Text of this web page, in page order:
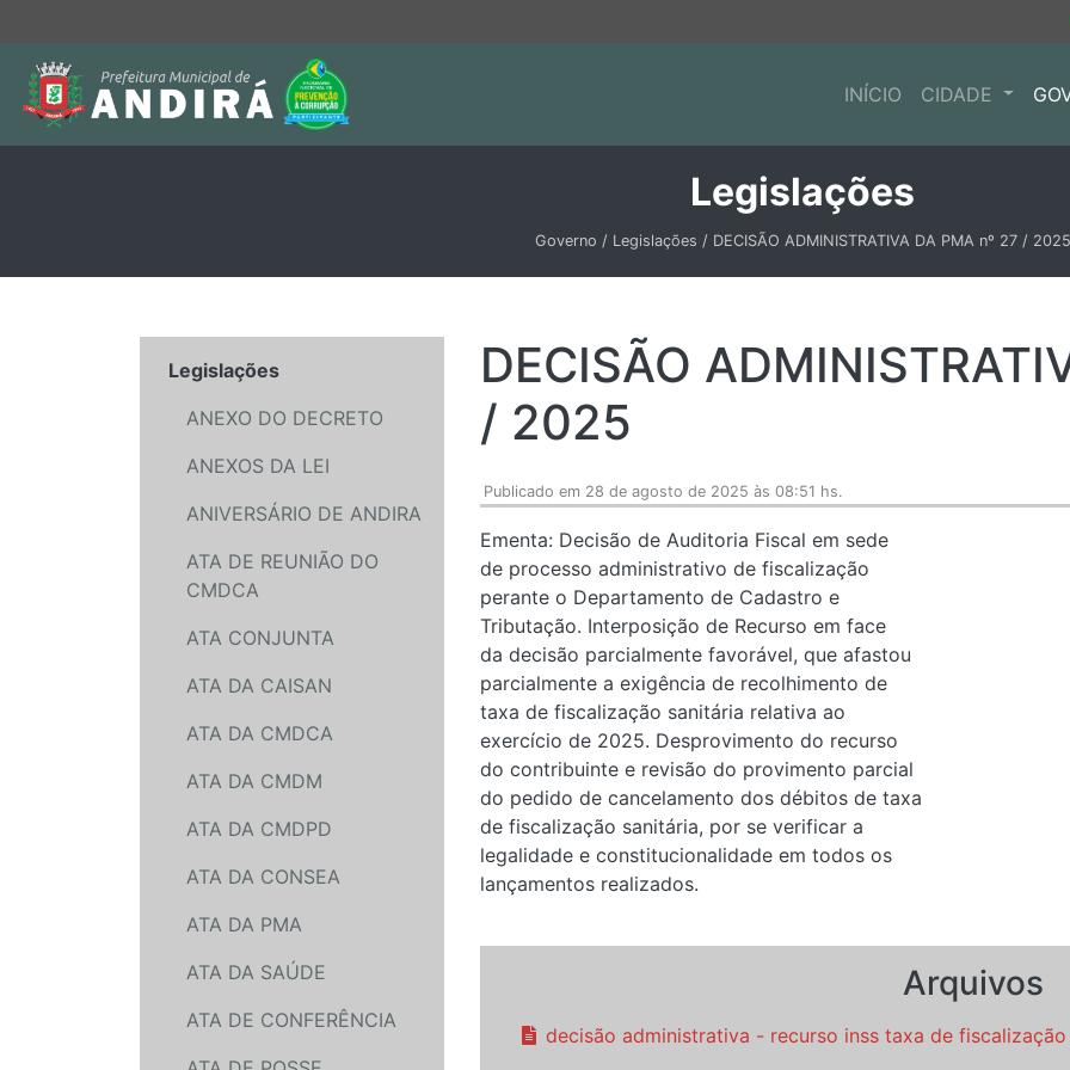
INÍCIO CIDADE
Legislações
Governo / Legislações / DECISÃO ADMINISTRATIVA DA PMA nº 27 / 2025
Legislações
ANEXO DO DECRETO
ANEXOS DA LEI
ANIVERSÁRIO DE ANDIRA
ATA DE REUNIÃO DO
CMDCA
ATA CONJUNTA
ATA DA CAISAN
ATA DA CMDCA
ATA DA CMDM
ATA DA CMDPD
ATA DA CONSEA
ATA DA PMA
ATA DA SAÚDE
ATA DE CONFERÊNCIA
DECISÃO
/ 2025
Publicado em 28 de agosto de 2025 às 08:51 hs.
Ementa: Decisão de Auditoria Fiscal em sede
de processo administrativo de fiscalização
perante o Departamento de Cadastro e
Tributação. Interposição de Recurso em face
da decisão parcialmente favorável, que afastou
parcialmente a exigência de recolhimento de
taxa de fiscalização sanitária relativa ao
exercício de 2025. Desprovimento do recurso
do contribuinte e revisão do provimento parcial
do pedido de cancelamento dos débitos de taxa
de fiscalização sanitária, por se verificar a
legalidade e constitucionalidade em todos os
lançamentos realizados.
Arquivos
decisão administrativa - recurso inss taxa de